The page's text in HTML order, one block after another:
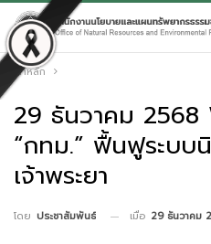
หน้าหลัก
29 ธันวาคม 2568
“กทม.” ฟื้นฟูระบบ
เจ้าพระยา
โดย ประชาสัมพันธ์ เมื่อ 29 ธันวาคม